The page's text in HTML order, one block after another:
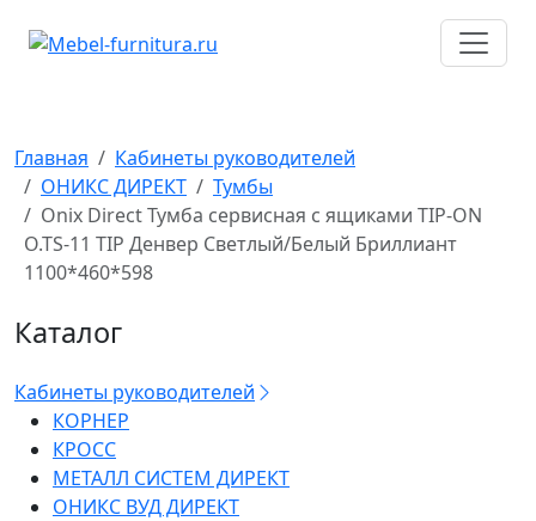
Главная
Кабинеты руководителей
ОНИКС ДИРЕКТ
Тумбы
Onix Direct Тумба сервисная с ящиками TIP-ON
O.TS-11 TIP Денвер Светлый/Белый Бриллиант
1100*460*598
Каталог
Кабинеты руководителей
КОРНЕР
КРОСС
МЕТАЛЛ СИСТЕМ ДИРЕКТ
ОНИКС ВУД ДИРЕКТ